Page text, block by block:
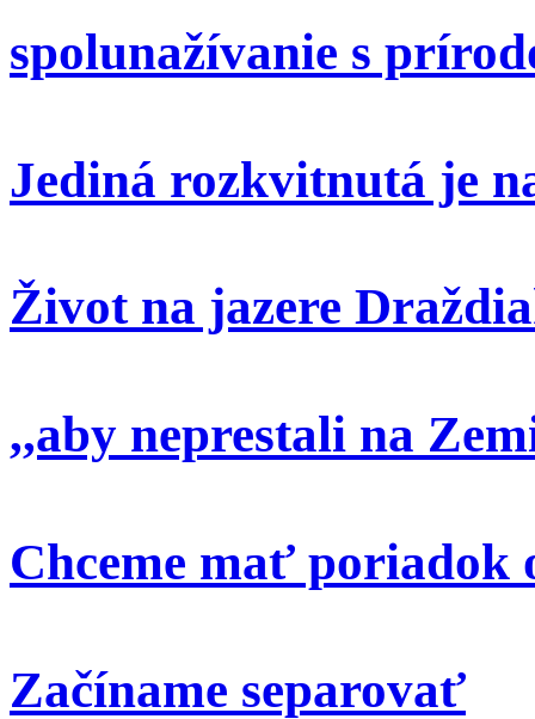
spolunažívanie s
Jediná rozkvitnutá je
Život na jazere
,,aby neprestali na
Chceme mať poriadok
Začíname separovať